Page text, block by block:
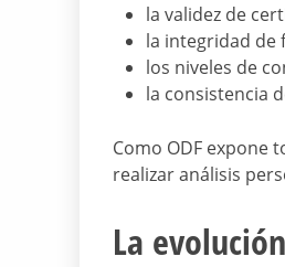
la validez de
la integridad de
los niveles de
la consistencia
Como ODF expone
realizar análisis
La